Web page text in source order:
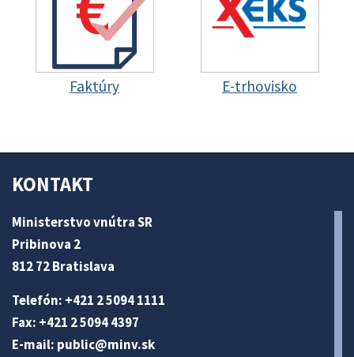
Faktúry E-trhovisko
KONTAKT
Ministerstvo vnútra SR
Pribinova 2
812 72 Bratislava
Telefón: +421 2 5094 1111
Fax: +421 2 5094 4397
E-mail: public@minv.sk